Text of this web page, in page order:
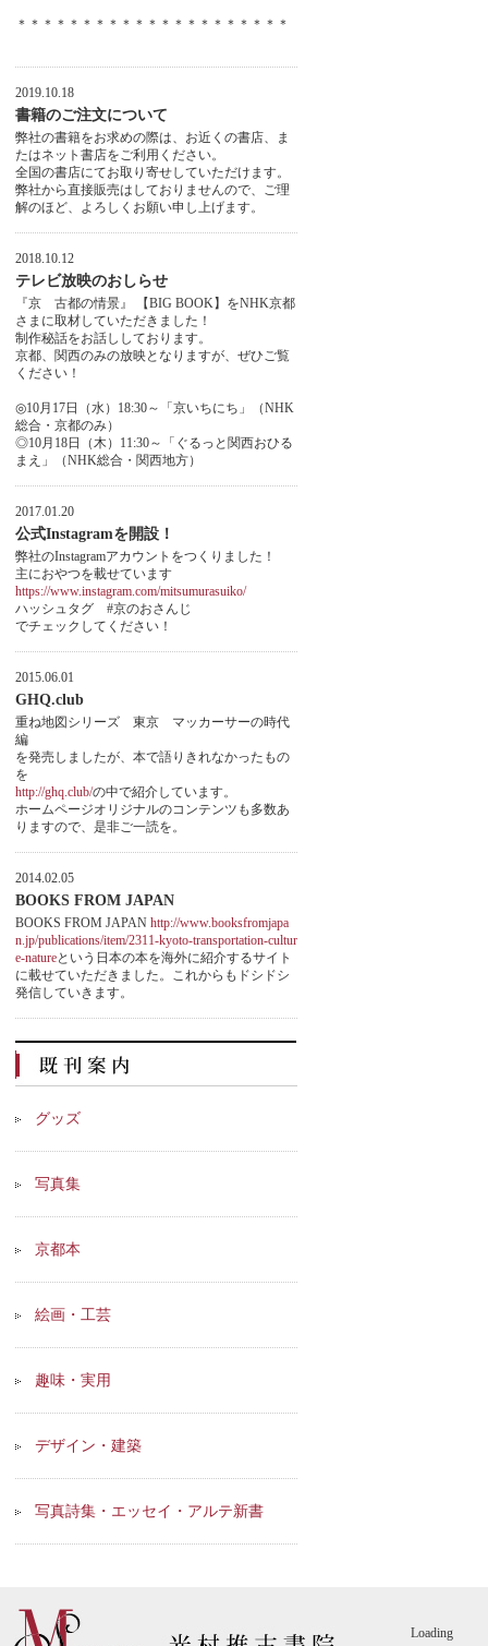
＊＊＊＊＊＊＊＊＊＊＊＊＊＊＊＊＊＊＊＊＊
2019.10.18
書籍のご注文について
弊社の書籍をお求めの際は、お近くの書店、ま
たはネット書店をご利用ください。
全国の書店にてお取り寄せしていただけます。
弊社から直接販売はしておりませんので、ご理
解のほど、よろしくお願い申し上げます。
2018.10.12
テレビ放映のおしらせ
『京 古都の情景』 【BIG BOOK】をNHK京都
さまに取材していただきました！
制作秘話をお話ししております。
京都、関西のみの放映となりますが、ぜひご覧
ください！
◎10月17日（水）18:30～「京いちにち」（NHK
総合・京都のみ）
◎10月18日（木）11:30～「ぐるっと関西おひる
まえ」（NHK総合・関西地方）
2017.01.20
公式Instagramを開設！
弊社のInstagramアカウントをつくりました！
主におやつを載せています
https://www.instagram.com/mitsumurasuiko/
ハッシュタグ #京のおさんじ
でチェックしてください！
2015.06.01
GHQ.club
重ね地図シリーズ 東京 マッカーサーの時代
編
を発売しましたが、本で語りきれなかったもの
を
http://ghq.club/の中で紹介しています。
ホームページオリジナルのコンテンツも多数あ
りますので、是非ご一読を。
2014.02.05
BOOKS FROM JAPAN
BOOKS FROM JAPAN http://www.booksfromjapa
n.jp/publications/item/2311-kyoto-transportation-cultur
e-natureという日本の本を海外に紹介するサイト
に載せていただきました。これからもドシドシ
発信していきます。
グッズ
写真集
京都本
絵画・工芸
趣味・実用
デザイン・建築
写真詩集・エッセイ・アルテ新書
Loading